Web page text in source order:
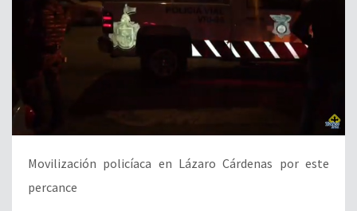
Movilización policíaca en Lázaro Cárdenas por este
percance